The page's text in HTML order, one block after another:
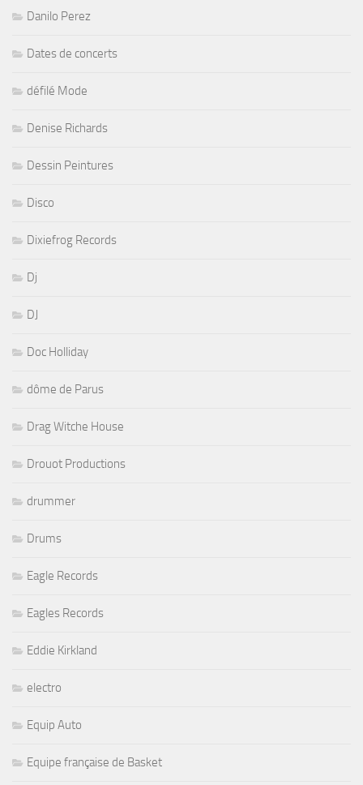
Danilo Perez
Dates de concerts
défilé Mode
Denise Richards
Dessin Peintures
Disco
Dixiefrog Records
Dj
DJ
Doc Holliday
dôme de Parus
Drag Witche House
Drouot Productions
drummer
Drums
Eagle Records
Eagles Records
Eddie Kirkland
electro
Equip Auto
Equipe française de Basket